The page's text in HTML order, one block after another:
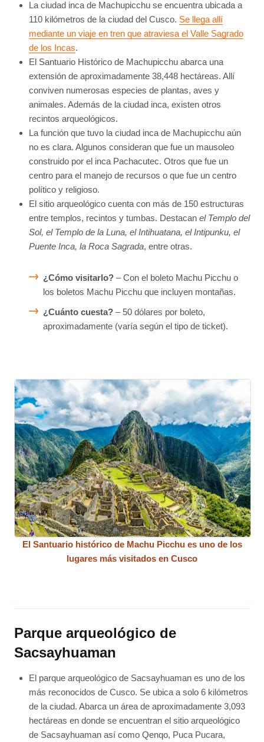
La ciudad inca de Machupicchu se encuentra ubicada a
110 kilómetros de la ciudad del Cusco. Se llega allí
mediante un viaje en tren que atraviesa el Valle Sagrado
de los Incas.
El Santuario Histórico de Machupicchu abarca una
extensión de aproximadamente 38,448 hectáreas. Allí
conviven numerosas especies de plantas, aves y
animales. Además de la ciudad inca, existen otros
recintos arqueológicos.
La función que tuvo la ciudad inca de Machupicchu aún
no es clara. Algunos consideran que fue un mausoleo
construido por el inca Pachacutec. Otros que fue un
centro para el manejo de recursos o que fue un centro
político y religioso.
El sitio arqueológico cuenta con más de 150 estructuras
entre templos, recintos y tumbas. Destacan el Templo del
Sol, el Templo de la Luna, el Intihuatana, el Intipunku, el
Puente Inca, la Roca Sagrada, entre otras.
¿Cómo visitarlo? – Con el boleto Machu Picchu o
los boletos Machu Picchu que incluyen montañas.
¿Cuánto cuesta? – 50 dólares por boleto,
aproximadamente (varía según el tipo de ticket).
El Santuario histórico de Machu Picchu es uno de los
lugares más visitados en Cusco
Parque arqueológico de
Sacsayhuaman
El parque arqueológico de Sacsayhuaman es uno de los
más reconocidos de Cusco. Se ubica a solo 6 kilómetros
de la ciudad. Abarca un área de aproximadamente 3,093
hectáreas en donde se encuentran el sitio arqueológico
de Sacsayhuaman así como Qenqo, Puca Pucara,